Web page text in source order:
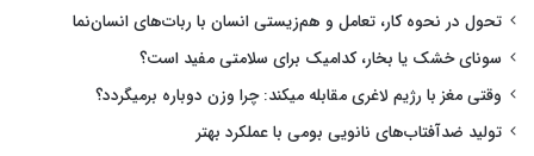
تحول در نحوه کار، تعامل و هم‌زیستی انسان با ربات‌های انسان‌نما
سونای خشک یا بخار، کدامیک برای سلامتی مفید است؟
وقتی مغز با رژیم لاغری مقابله میکند: چرا وزن دوباره برمیگردد؟
تولید ضدآفتاب‌های نانویی بومی با عملکرد بهتر